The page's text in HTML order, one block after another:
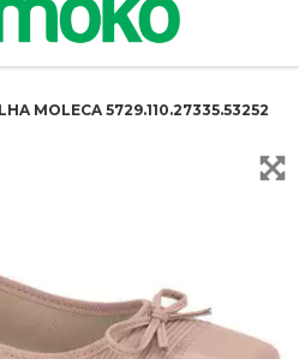
MOLECA 5729.110.27335.53252